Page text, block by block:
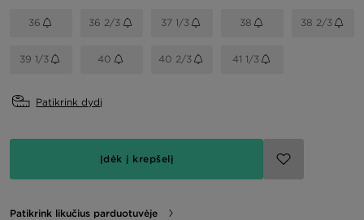
36 36 2/3 37 1/3 38 38 2/3
39 1/3 40 40 2/3 41 1/3
Patikrink dydį
Įdėk į krepšelį
Patikrink likučius parduotuvėje